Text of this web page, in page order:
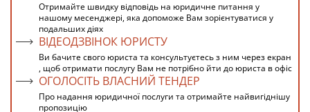
Отримайте швидку відповідь на юридичне питання у
нашому месенджері, яка допоможе Вам зорієнтуватися у
подальших діях
ВІДЕОДЗВІНОК ЮРИСТУ
Ви бачите свого юриста та консультуєтесь з ним через екран
, щоб отримати послугу Вам не потрібно йти до юриста в офіс
ОГОЛОСІТЬ ВЛАСНИЙ ТЕНДЕР
Про надання юридичної послуги та отримайте найвигіднішу
пропозицію